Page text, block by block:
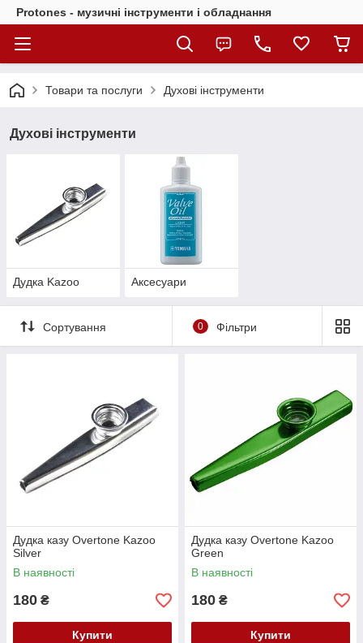
Protones - музичні інструменти і обладнання
Товари та послуги Духові інструменти
Духові інструменти
Дудка Kazoo Аксесуари
Сортування 0 Фільтри
Дудка казу Overtone Kazoo
Silver
В наявності
180 ₴
Купити
Дудка казу Overtone Kazoo
Green
В наявності
180 ₴
Купити